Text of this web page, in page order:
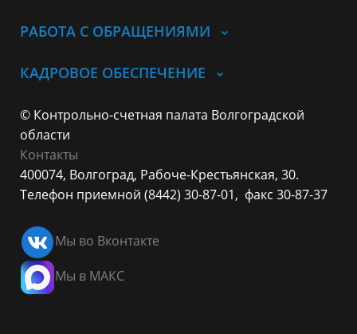
РАБОТА С ОБРАЩЕНИЯМИ
КАДРОВОЕ ОБЕСПЕЧЕНИЕ
© Контрольно-счетная палата Волгоградской
области
Контакты
400074, Волгоград, Рабоче-Крестьянская, 30.
Телефон приемной (8442) 30-87-01, факс 30-87-37
Мы во Вконтакте
Мы в МАКС